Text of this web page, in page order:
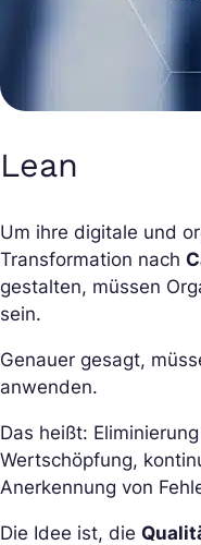
Lean
Um ihre digitale und
Transformation nach
gestalten, müssen
sein.
Genauer gesagt,
anwenden.
Das heißt:
Wertschöpfung,
Anerkennung von
Die Idee ist, die